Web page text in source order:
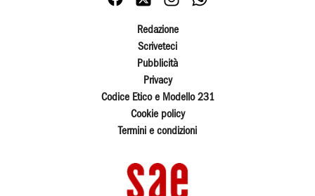
Redazione
Scriveteci
Pubblicità
Privacy
Codice Etico e Modello 231
Cookie policy
Termini e condizioni